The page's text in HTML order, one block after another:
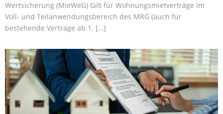
Wertsicherung (MieWeG) Gilt für Wohnungsmietverträge im
Voll- und Teilanwendungsbereich des MRG (auch für
bestehende Verträge ab 1. […]